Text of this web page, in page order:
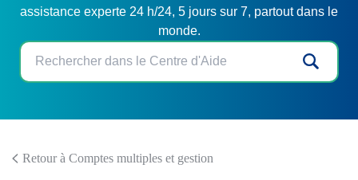
assistance experte 24 h/24, 5 jours sur 7, partout dans le
monde.
Retour à Comptes multiples et gestion